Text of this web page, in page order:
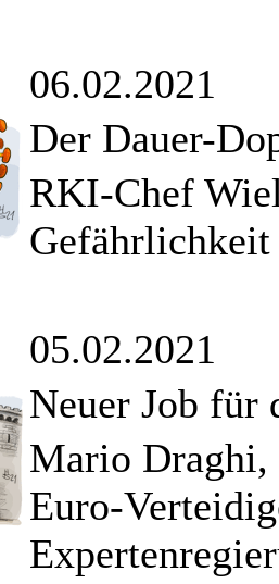
06.02.2021
Der Dauer-
RKI-Chef
Gefährlichkeit
05.02.2021
Neuer Job für
Mario Draghi,
Euro-